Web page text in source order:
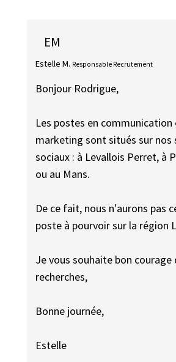
EM
Estelle M. Responsable Recrutement
Bonjour Rodrigue,
Les postes en communication
marketing sont situés sur nos
sociaux : à Levallois Perret, à
ou au Mans.
De ce fait, nous n'aurons pas
poste à pourvoir sur la région
Je vous souhaite bon courage
recherches,
Bonne journée,
Estelle